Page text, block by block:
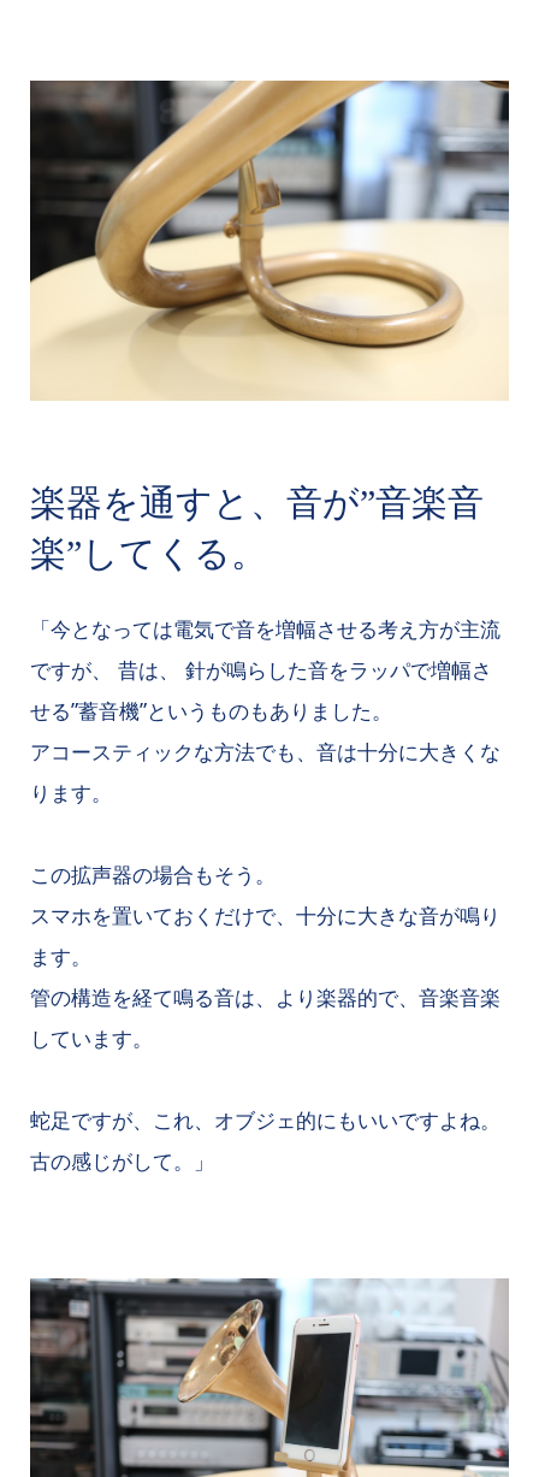
楽器を通すと、音が”音楽音
楽”してくる。
「今となっては電気で音を増幅させる考え方が主流
ですが、 昔は、 針が鳴らした音をラッパで増幅さ
せる”蓄音機”というものもありました。
アコースティックな方法でも、音は十分に大きくな
ります。
この拡声器の場合もそう。
スマホを置いておくだけで、十分に大きな音が鳴り
ます。
管の構造を経て鳴る音は、より楽器的で、音楽音楽
しています。
蛇足ですが、これ、オブジェ的にもいいですよね。
古の感じがして。」